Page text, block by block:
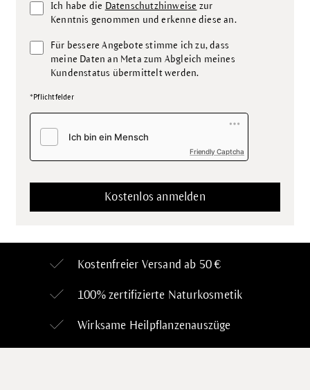
Ich habe die Datenschutzhinweise zur
Kenntnis genommen und erkenne diese an.
Für bessere Angebote stimme ich zu, dass
meine Daten an Meta zum Abgleich meines
Kundenstatus übermittelt werden.
*Pflichtfelder
Friendly Captcha
Kostenfreier Versand ab 50 €
100% zertifizierte Naturkosmetik
Wirksame Heilpflanzenauszüge